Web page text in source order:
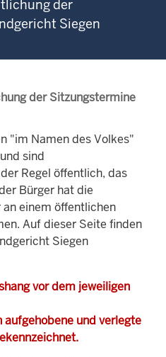
der
Siegen
der Sitzungstermine
"im Namen des Volkes"
sind
Regel öffentlich, das
Bürger hat die
einem öffentlichen
Auf dieser Seite finden
Siegen
vor dem jeweiligen
und verlegte